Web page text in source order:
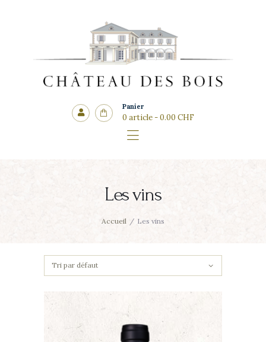
Panier
0 article-0.00 CHF
Les vins
Accueil Les vins
CHÂTEAU DES BOIS
Les vins
Côté cadeaux
Actualités